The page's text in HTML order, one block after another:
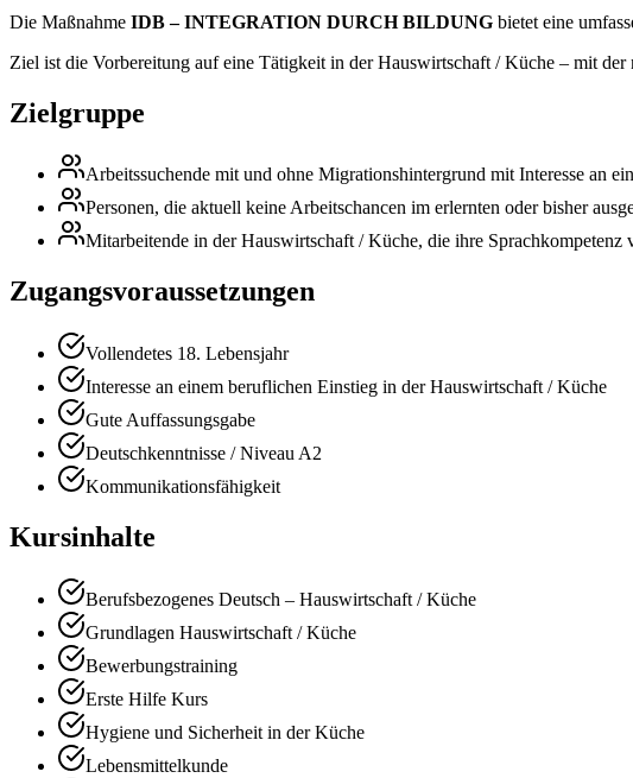
Die Maßnahme IDB – INTEGRATION DURCH BILDUNG bietet eine
Ziel ist die Vorbereitung auf eine Tätigkeit in der Hauswirtschaft / Küche – mit
Zielgruppe
Arbeitssuchende mit und ohne Migrationshintergrund mit Interesse an
Personen, die aktuell keine Arbeitschancen im erlernten oder bisher
Mitarbeitende in der Hauswirtschaft / Küche, die ihre Sprachkompetenz
Zugangsvoraussetzungen
Vollendetes 18. Lebensjahr
Interesse an einem beruflichen Einstieg in der Hauswirtschaft / Küche
Gute Auffassungsgabe
Deutschkenntnisse / Niveau A2
Kommunikationsfähigkeit
Kursinhalte
Berufsbezogenes Deutsch – Hauswirtschaft / Küche
Grundlagen Hauswirtschaft / Küche
Bewerbungstraining
Erste Hilfe Kurs
Hygiene und Sicherheit in der Küche
Lebensmittelkunde